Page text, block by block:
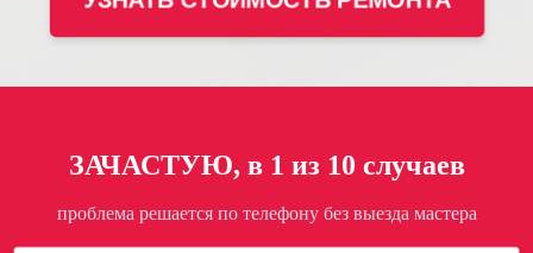
ЗАЧАСТУЮ, в 1 из 10 случаев
проблема решается по телефону без выезда мастера